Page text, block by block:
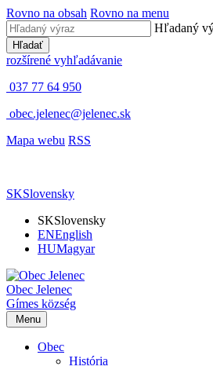
Rovno na obsah Rovno na menu
Hľadaný
Hľadať
rozšírené vyhľadávanie
037 77 64 950
obec.jelenec@jelenec.sk
Mapa webu RSS
SKSlovensky
SKSlovensky
ENEnglish
HUMagyar
Obec Jelenec
Gímes község
Menu
Obec
História